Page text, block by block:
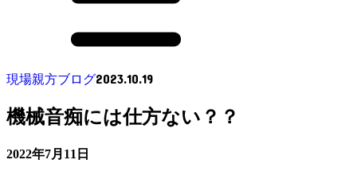
現場親方ブログ2023.10.19
機械音痴には仕方ない？？
2022年7月11日